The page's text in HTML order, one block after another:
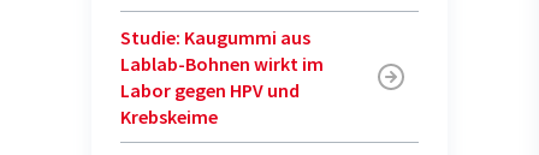
Studie: Kaugummi aus
Lablab-Bohnen wirkt im
Labor gegen HPV und
Krebskeime